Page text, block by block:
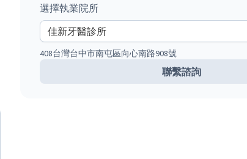
選擇執業院所
408台灣台中市南屯區向心南路908號
聯繫諮詢